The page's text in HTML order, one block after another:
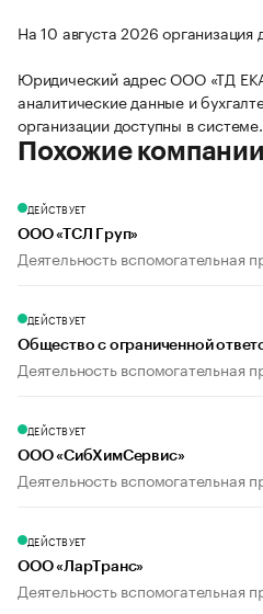
На 10 августа 2026 организация
Юридический адрес ООО «ТД
аналитические данные и
организации доступны в системе.
Похожие компании
ДЕЙСТВУЕТ
ООО «ТСЛ Груп»
Деятельность вспомогательная
ДЕЙСТВУЕТ
Общество с ограниченной
Деятельность вспомогательная
ДЕЙСТВУЕТ
ООО «СибХимСервис»
Деятельность вспомогательная
ДЕЙСТВУЕТ
ООО «ЛарТранс»
Деятельность вспомогательная